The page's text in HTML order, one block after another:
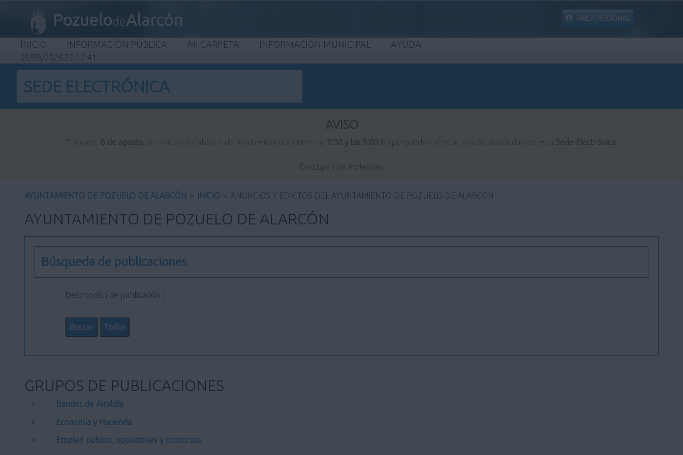
PozuelodeAlarcón ÁREA PERSONAL
INICIO INFORMACIÓN PÚBLICA MI CARPETA INFORMACIÓN MUNICIPAL AYUDA
05/08/2026 22:12:42
SEDE ELECTRÓNICA
AVISO
El jueves, 6 de agosto, se realizarán labores de mantenimiento entre las 7:30 y las 9:00 h, que pueden afectar a la disponibilidad de esta Sede Electrónica
Disculpen las molestias.
AYUNTAMIENTO DE POZUELO DE ALARCÓN > INICIO > ANUNCIOS Y EDICTOS DEL AYUNTAMIENTO DE POZUELO DE ALARCÓN
AYUNTAMIENTO DE POZUELO DE ALARCÓN
Búsqueda de publicaciones
Descripción de publicación
GRUPOS DE PUBLICACIONES
Bandos de Alcaldía
Economía y Hacienda
Empleo público, oposiciones y concursos